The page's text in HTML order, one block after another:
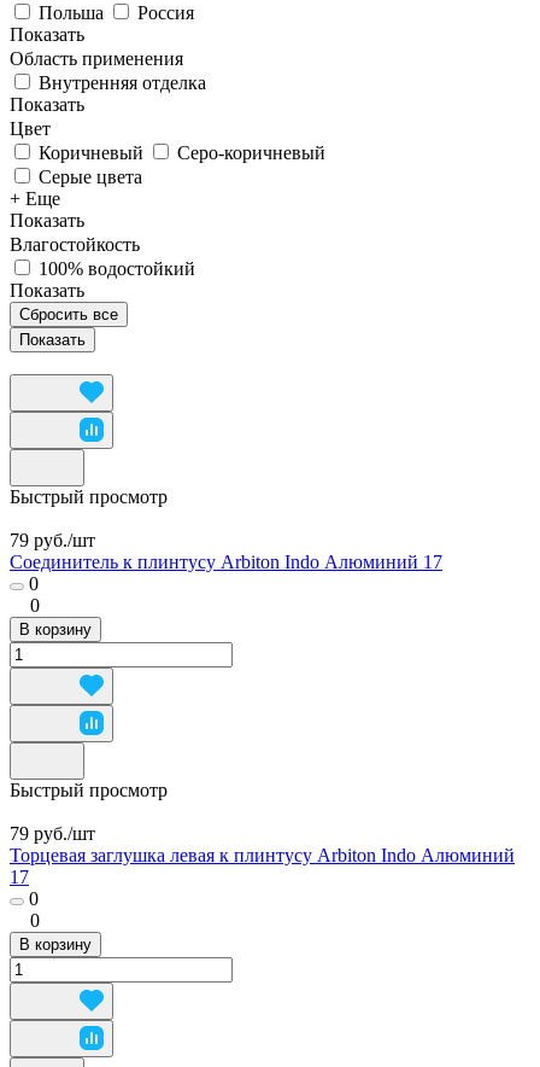
Польша
Россия
Показать
Область применения
Внутренняя отделка
Показать
Цвет
Коричневый
Серо-коричневый
Серые цвета
+ Еще
Показать
Влагостойкость
100% водостойкий
Показать
Сбросить все
Быстрый просмотр
79 руб./шт
Соединитель к плинтусу Arbiton Indo Алюминий 17
0
0
В корзину
Быстрый просмотр
79 руб./шт
Торцевая заглушка левая к плинтусу Arbiton Indo Алюминий
17
0
0
В корзину